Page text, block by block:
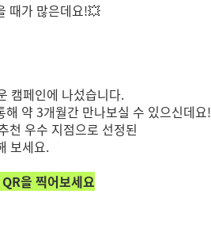
때가 많은데요!💥
캠페인에 나섰습니다.
약 3개월간 만나보실 수 있으신데요!
천 우수 지점으로 선정된
보세요.
을 찍어보세요